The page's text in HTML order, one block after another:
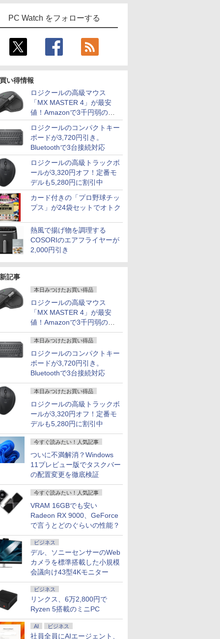
PC Watch をフォローする
い得情報
ロジクールの高級マウス
「MX MASTER 4」が最安
値！Amazonで3千円弱の割
引
ロジクールのコンパクトキー
ボードが3,720円引き。
Bluetoothで3台接続対応
ロジクールの高級トラックボ
ールが3,320円オフ！定番モ
デルも5,280円に割引中
カード付きの「プロ野球チッ
プス」が24袋セットでオトク
熱風で揚げ物を調理する
COSORIのエアフライヤーが
2,000円引き
記事
本日みつけたお買い得品
ロジクールの高級マウス
「MX MASTER 4」が最安
値！Amazonで3千円弱の割
引
本日みつけたお買い得品
ロジクールのコンパクトキー
ボードが3,720円引き。
Bluetoothで3台接続対応
本日みつけたお買い得品
ロジクールの高級トラックボ
ールが3,320円オフ！定番モ
デルも5,280円に割引中
今すぐ読みたい！人気記事
ついに不満解消？Windows
11プレビュー版でタスクバー
の配置変更を徹底検証
今すぐ読みたい！人気記事
VRAM 16GBでも安い
Radeon RX 9000、GeForce
で言うとどのぐらいの性能？
ビジネス
デル、ソニーセンサーのWeb
カメラを標準搭載した小規模
会議向け43型4Kモニター
ビジネス
リンクス、6万2,800円で
Ryzen 5搭載のミニPC
AI ビジネス
社員全員にAIエージェント、